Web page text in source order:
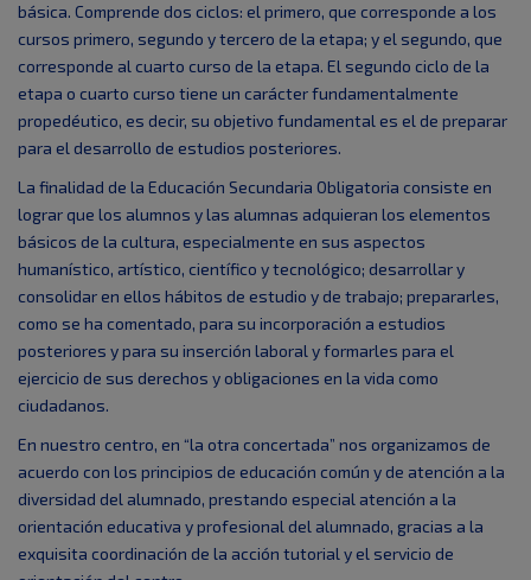
básica. Comprende dos ciclos: el primero, que corresponde a los
cursos primero, segundo y tercero de la etapa; y el segundo, que
corresponde al cuarto curso de la etapa. El segundo ciclo de la
etapa o cuarto curso tiene un carácter fundamentalmente
propedéutico, es decir, su objetivo fundamental es el de preparar
para el desarrollo de estudios posteriores.
La finalidad de la Educación Secundaria Obligatoria consiste en
lograr que los alumnos y las alumnas adquieran los elementos
básicos de la cultura, especialmente en sus aspectos
humanístico, artístico, científico y tecnológico; desarrollar y
consolidar en ellos hábitos de estudio y de trabajo; prepararles,
como se ha comentado, para su incorporación a estudios
posteriores y para su inserción laboral y formarles para el
ejercicio de sus derechos y obligaciones en la vida como
ciudadanos.
En nuestro centro, en “la otra concertada” nos organizamos de
acuerdo con los principios de educación común y de atención a la
diversidad del alumnado, prestando especial atención a la
orientación educativa y profesional del alumnado, gracias a la
exquisita coordinación de la acción tutorial y el servicio de